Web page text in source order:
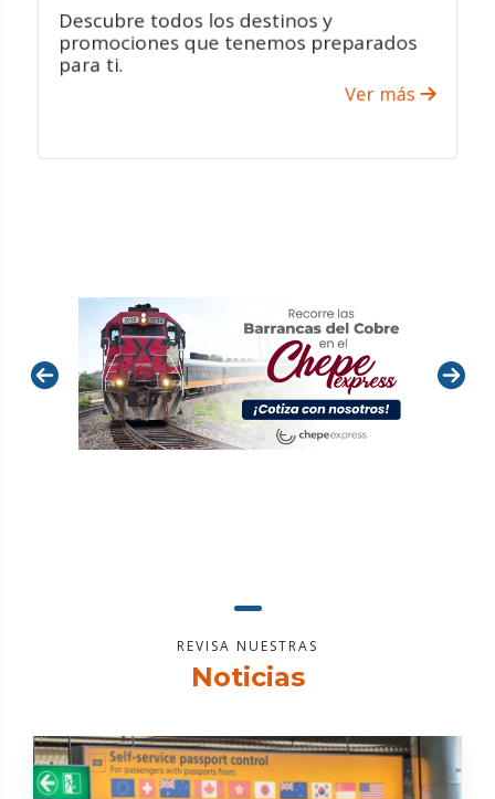
Descubre todos los destinos y
promociones que tenemos preparados
para ti.
Ver más
REVISA NUESTRAS
Noticias